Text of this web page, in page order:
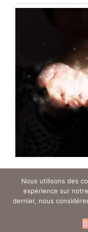
Trouver un ostéo en
Nous utilisons des
expérience sur
dernier, nous